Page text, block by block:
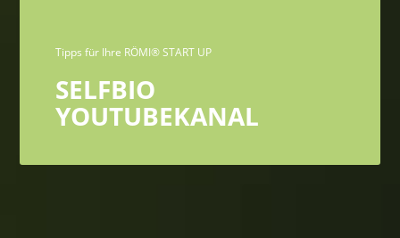
Tipps für Ihre RÖMI® START UP
SELFBIO
YOUTUBEKANAL